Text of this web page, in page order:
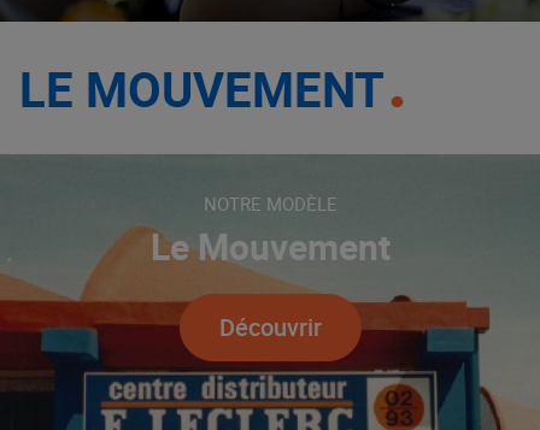
LE MOUVEMENT
NOTRE MODÈLE
Le Mouvement
Découvrir